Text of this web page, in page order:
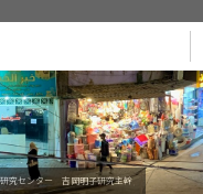
究センター 吉岡明子研究主幹